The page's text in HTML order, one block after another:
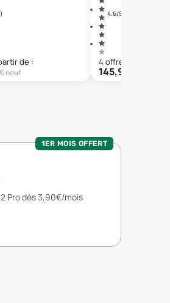
)
de :
neuf
4.6/5 (
4 offre
145,99
1ER MOIS OFFERT
Pro dès 3,90€/mois